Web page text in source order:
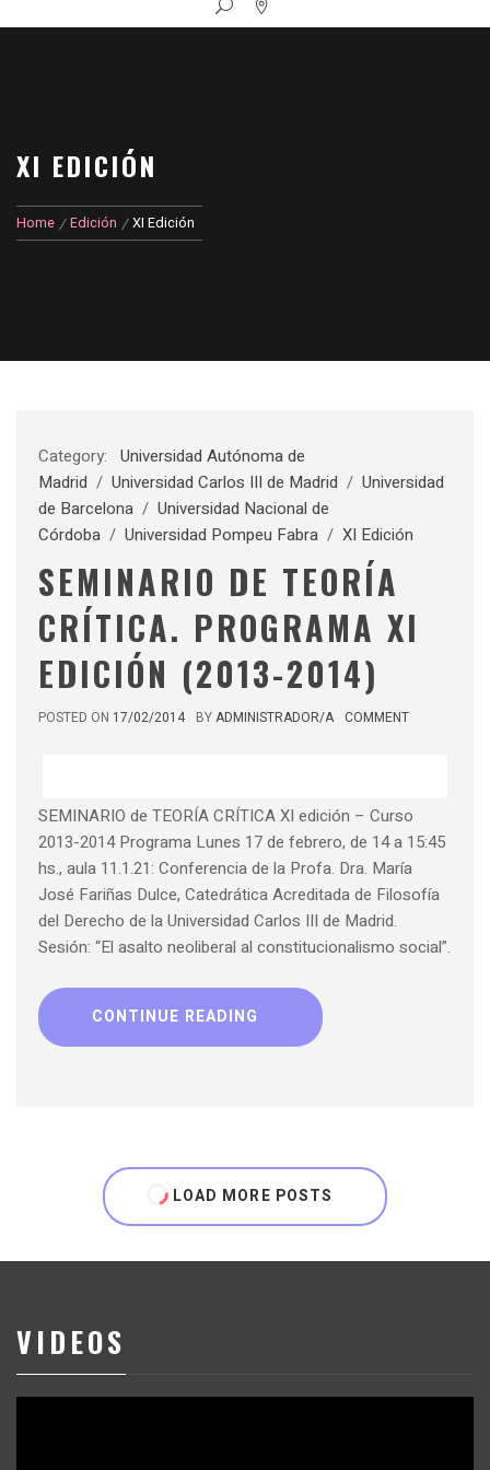
XI EDICIÓN
Home Edición XI Edición
Category: Universidad Autónoma de
Madrid / Universidad Carlos III de Madrid / Universidad
de Barcelona / Universidad Nacional de
Córdoba / Universidad Pompeu Fabra / XI Edición
SEMINARIO DE TEORÍA
CRÍTICA. PROGRAMA XI
EDICIÓN (2013-2014)
POSTED ON 17/02/2014 BYADMINISTRADOR/A COMMENT
SEMINARIO de TEORÍA CRÍTICA XI edición – Curso
2013-2014 Programa Lunes 17 de febrero, de 14 a 15:45
hs., aula 11.1.21: Conferencia de la Profa. Dra. María
José Fariñas Dulce, Catedrática Acreditada de Filosofía
del Derecho de la Universidad Carlos III de Madrid.
Sesión: “El asalto neoliberal al constitucionalismo social”.
CONTINUE READING
LOAD MORE POSTS
VIDEOS